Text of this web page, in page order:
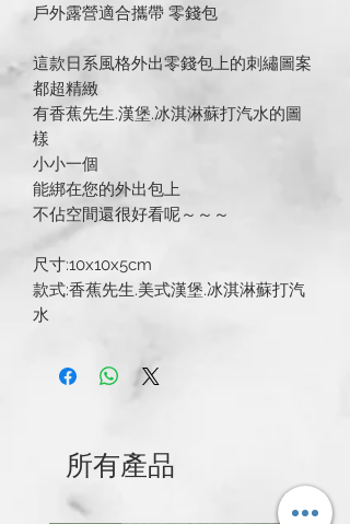
戶外露營適合攜帶 零錢包
這款日系風格外出零錢包上的刺繡圖案
都超精緻
有香蕉先生.漢堡.冰淇淋蘇打汽水的圖
樣
小小一個
能綁在您的外出包上
不佔空間還很好看呢～～～
尺寸:10x10x5cm
款式:香蕉先生.美式漢堡.冰淇淋蘇打汽
水
所有產品